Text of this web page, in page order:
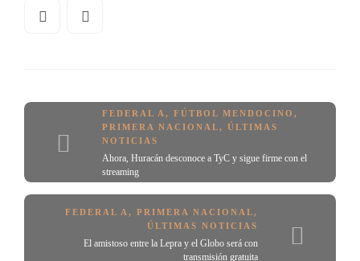
FEDERAL A , FÚTBOL MENDOCINO ,
PRIMERA NACIONAL, ÚLTIMAS
NOTICIAS
Ahora, Huracán desconoce a TyC y sigue firme con el
streaming
FEDERAL A , PRIMERA NACIONAL,
ÚLTIMAS NOTICIAS
El amistoso entre la Lepra y el Globo será con
transmisión gratuita